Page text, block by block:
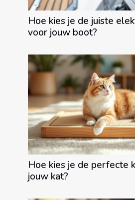
Hoe kies je de juiste
voor jouw boot?
Hoe kies je de perfecte
jouw kat?